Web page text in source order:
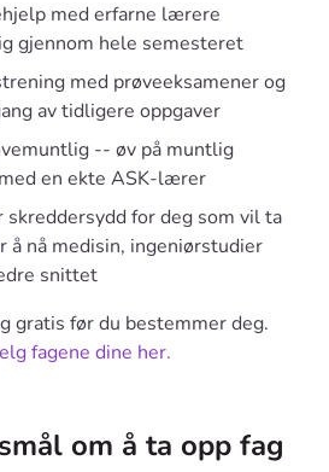
med erfarne lærere
gjennom hele semesteret
med prøveeksamener og
av tidligere oppgaver
-- øv på muntlig
en ekte ASK-lærer
skreddersydd for deg som vil ta
å nå medisin, ingeniørstudier
snittet
gratis før du bestemmer deg.
fagene dine her.
om å ta opp fag